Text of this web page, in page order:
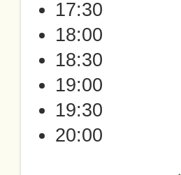
17:30
18:00
18:30
19:00
19:30
20:00